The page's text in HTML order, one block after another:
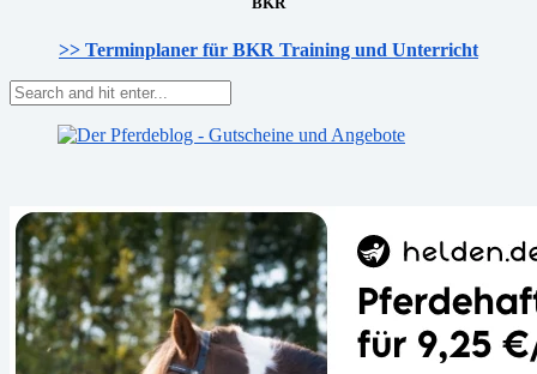
>> Terminplaner für BKR Training und Unterricht